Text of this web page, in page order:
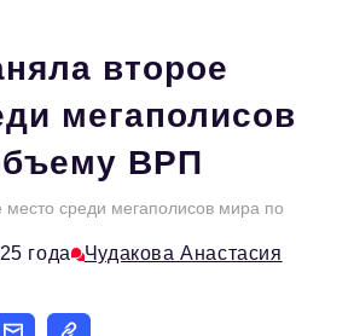
второе
мегаполисов
ВРП
место среди мегаполисов мира по
года Чудакова Анастасия